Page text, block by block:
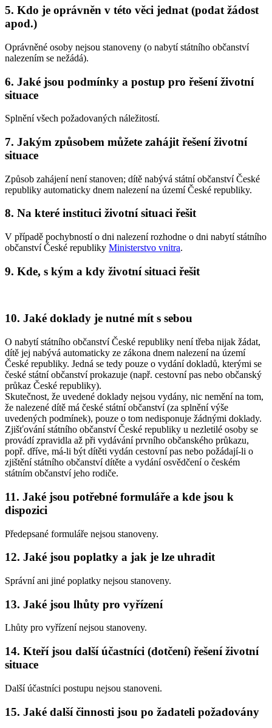
5. Kdo je oprávněn v této věci jednat (podat žádost
apod.)
Oprávněné osoby nejsou stanoveny (o nabytí státního občanství
nalezením se nežádá).
6. Jaké jsou podmínky a postup pro řešení životní
situace
Splnění všech požadovaných náležitostí.
7. Jakým způsobem můžete zahájit řešení životní
situace
Způsob zahájení není stanoven; dítě nabývá státní občanství České
republiky automaticky dnem nalezení na území České republiky.
8. Na které instituci životní situaci řešit
V případě pochybností o dni nalezení rozhodne o dni nabytí státního
občanství České republiky Ministerstvo vnitra.
9. Kde, s kým a kdy životní situaci řešit
10. Jaké doklady je nutné mít s sebou
O nabytí státního občanství České republiky není třeba nijak žádat,
dítě jej nabývá automaticky ze zákona dnem nalezení na území
České republiky. Jedná se tedy pouze o vydání dokladů, kterými se
české státní občanství prokazuje (např. cestovní pas nebo občanský
průkaz České republiky).
Skutečnost, že uvedené doklady nejsou vydány, nic nemění na tom,
že nalezené dítě má české státní občanství (za splnění výše
uvedených podmínek), pouze o tom nedisponuje žádnými doklady.
Zjišťování státního občanství České republiky u nezletilé osoby se
provádí zpravidla až při vydávání prvního občanského průkazu,
popř. dříve, má-li být dítěti vydán cestovní pas nebo požádají-li o
zjištění státního občanství dítěte a vydání osvědčení o českém
státním občanství jeho rodiče.
11. Jaké jsou potřebné formuláře a kde jsou k
dispozici
Předepsané formuláře nejsou stanoveny.
12. Jaké jsou poplatky a jak je lze uhradit
Správní ani jiné poplatky nejsou stanoveny.
13. Jaké jsou lhůty pro vyřízení
Lhůty pro vyřízení nejsou stanoveny.
14. Kteří jsou další účastníci (dotčení) řešení životní
situace
Další účastníci postupu nejsou stanoveni.
15. Jaké další činnosti jsou po žadateli požadovány